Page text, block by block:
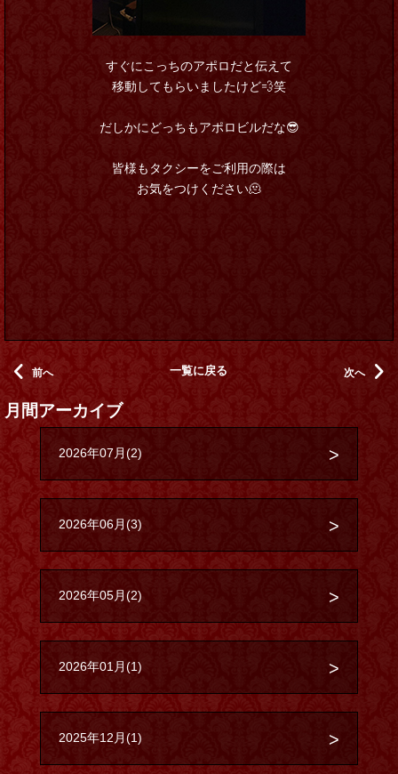
すぐにこっちのアポロだと伝えて
移動してもらいましたけど💨笑
だしかにどっちもアポロビルだな😎
皆様もタクシーをご利用の際は
お気をつけください🫠
前へ 一覧に戻る 次へ
月間アーカイブ
2026年07月(2)
2026年06月(3)
2026年05月(2)
2026年01月(1)
2025年12月(1)